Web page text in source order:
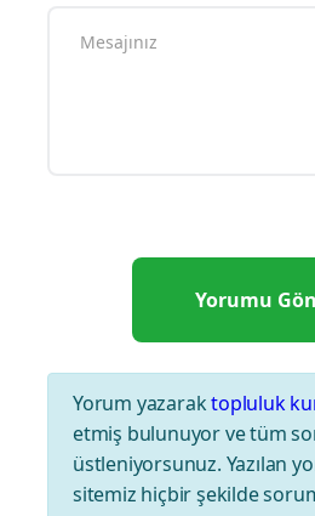
Yorum yazaraktopluluk
etmiş bulunuyor ve tüm
üstleniyorsunuz. Yazılan
sitemiz hiçbir şekilde